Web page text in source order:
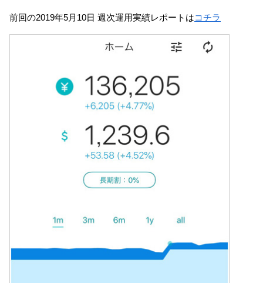
前回の2019年5月10日 週次運用実績レポートはコチラ